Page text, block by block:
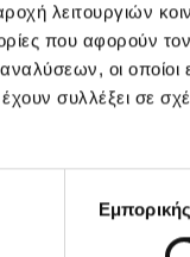
λειτουργιών
που αφορούν
οι
συλλέξει σε